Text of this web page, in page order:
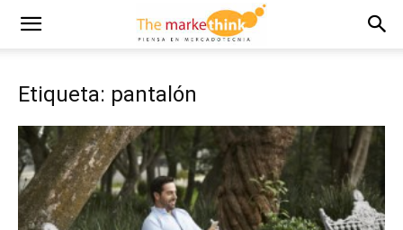
Etiqueta: pantalón